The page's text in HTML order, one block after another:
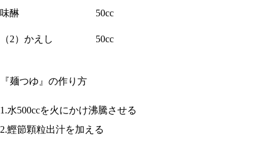
味醂 50cc
（2）かえし 50cc
『麺つゆ』の作り方
1.水500ccを火にかけ沸騰させる
2.鰹節顆粒出汁を加える